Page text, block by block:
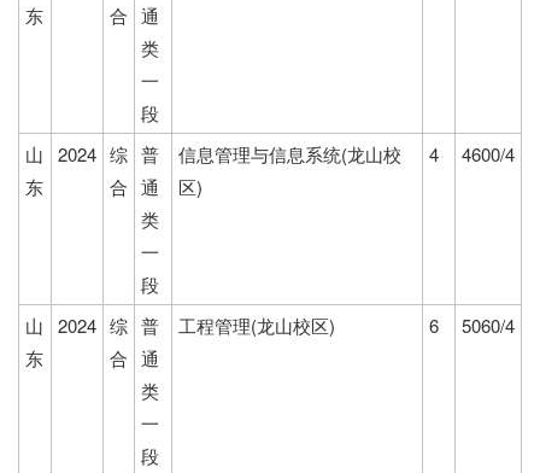
东
合 通
类
一
段
山
东
2024 综
合
普
通
类
一
段
信息管理与信息系统(龙山校
区)
4 4600/4
山
东
2024 综
合
普
通
类
一
段
工程管理(龙山校区) 6 5060/4